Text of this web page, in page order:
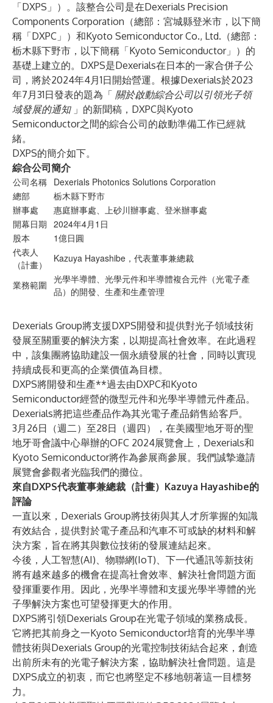
「DXPS」）。該整合公司是在Dexerials Precision
Components Corporation（總部：宮城縣登米市，以下簡
稱「DXPC」）和Kyoto Semiconductor Co., Ltd.（總部：
栃木縣下野市，以下簡稱「Kyoto Semiconductor」）的
基礎上建立的。DXPS是Dexerials在日本的一家合併子公
司，將於2024年4月1日開始營運。根據Dexerials於2023
年7月31日發表的題為「 關於啟動綜合公司以引領光子領
域發展的通知」的新聞稿，DXPC與Kyoto
Semiconductor之間的綜合公司的啟動準備工作已經就
緒。
DXPS的簡介如下。
綜合公司簡介
公司名稱 Dexerials Photonics Solutions Corporation
總部
栃木縣下野市
辦事處
惠庭辦事處、上砂川辦事處、登米辦事處
開幕日期 2024年4月1日
股本
1億日圓
代表人
（計畫）
Kazuya Hayashibe，代表董事兼總裁
業務範圍 光學半導體、光學元件和半導體複合元件（光電子產
品）的開發、生產和生產管理
Dexerials Group將支援DXPS開發和提供對光子領域技術
發展至關重要的解決方案，以期提高社會效率。在此過程
中，該集團將協助建設一個永續發展的社會，同時以實現
持續成長和更高的企業價值為目標。
DXPS將開發和生產**過去由DXPC和Kyoto
Semiconductor經營的微型元件和光學半導體元件產品。
Dexerials將把這些產品作為其光電子產品銷售給客戶。
3月26日（週二）至28日（週四），在美國聖地牙哥的聖
地牙哥會議中心舉辦的OFC 2024展覽會上，Dexerials和
Kyoto Semiconductor將作為參展商參展。我們誠摯邀請
展覽會參觀者光臨我們的攤位。
來自DXPS代表董事兼總裁（計畫）Kazuya Hayashibe的
評論
一直以來，Dexerials Group將技術與其人才所掌握的知識
有效結合，提供對於電子產品和汽車不可或缺的材料和解
決方案，旨在將其與數位技術的發展連結起來。
今後，人工智慧(AI)、物聯網(IoT)、下一代通訊等新技術
將有越來越多的機會在提高社會效率、解決社會問題方面
發揮重要作用。因此，光學半導體和支援光學半導體的光
子學解決方案也可望發揮更大的作用。
DXPS將引領Dexerials Group在光電子領域的業務成長。
它將把其前身之一Kyoto Semiconductor培育的光學半導
體技術與Dexerials Group的光電控制技術結合起來，創造
出前所未有的光電子解決方案，協助解決社會問題。這是
DXPS成立的初衷，而它也將堅定不移地朝著這一目標努
力。